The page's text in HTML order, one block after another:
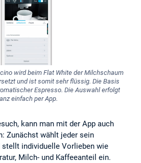
wird beim Flat White der Milchschaum
und ist somit sehr flüssig. Die Basis
Espresso. Die Auswahl erfolgt
einfach per App.
kann man mit der App auch
Zunächst wählt jeder sein
stellt individuelle Vorlieben wie
Milch- und Kaffeeanteil ein.